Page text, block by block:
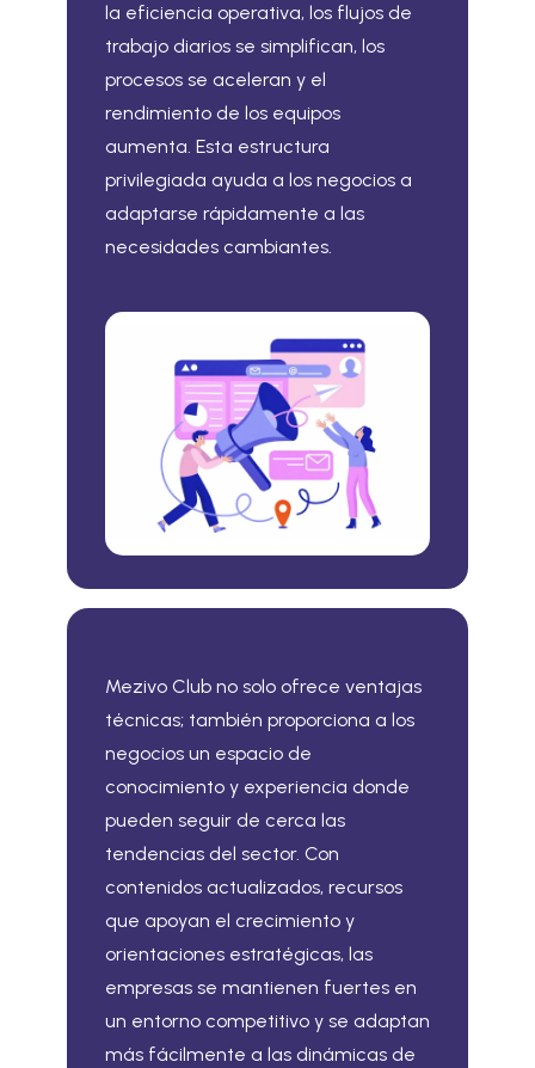
la eficiencia operativa, los flujos de
trabajo diarios se simplifican, los
procesos se aceleran y el
rendimiento de los equipos
aumenta. Esta estructura
privilegiada ayuda a los negocios a
adaptarse rápidamente a las
necesidades cambiantes.
Mezivo Club no solo ofrece ventajas
técnicas; también proporciona a los
negocios un espacio de
conocimiento y experiencia donde
pueden seguir de cerca las
tendencias del sector. Con
contenidos actualizados, recursos
que apoyan el crecimiento y
orientaciones estratégicas, las
empresas se mantienen fuertes en
un entorno competitivo y se adaptan
más fácilmente a las dinámicas de